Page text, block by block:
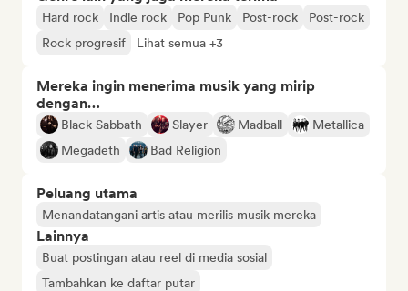
Hard rock Indie rock Pop Punk Post-rock
Post-rock
Rock progresif
Lihat semua +3
Mereka ingin menerima musik yang mirip
dengan…
Black Sabbath Slayer Madball
Metallica
Megadeth
Bad Religion
Peluang utama
Menandatangani artis atau merilis musik mereka
Lainnya
Buat postingan atau reel di media sosial
Tambahkan ke daftar putar